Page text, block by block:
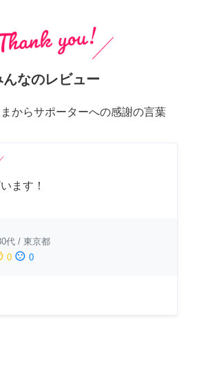
んなのレビュー
からサポーターへの感謝の言葉
ます！
代 / 東京都
0 sentiment_dissatisfied 0